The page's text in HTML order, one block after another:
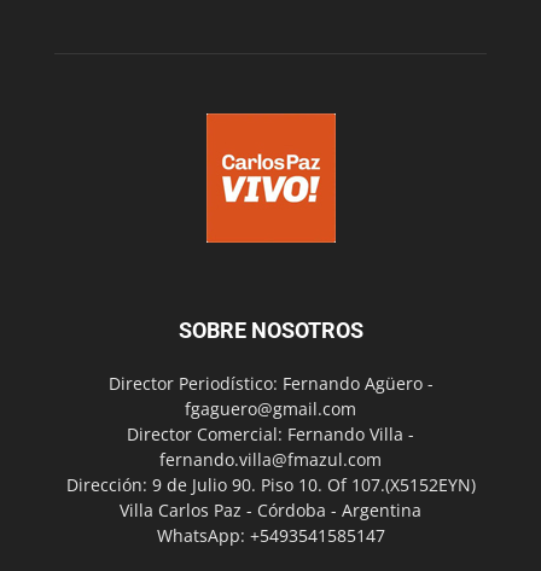
SOBRE NOSOTROS
Director Periodístico: Fernando Agüero -
fgaguero@gmail.com
Director Comercial: Fernando Villa -
fernando.villa@fmazul.com
Dirección: 9 de Julio 90. Piso 10. Of 107.(X5152EYN)
Villa Carlos Paz - Córdoba - Argentina
WhatsApp: +5493541585147